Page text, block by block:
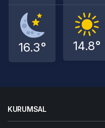
16.3° 14.8°
KURUMSAL